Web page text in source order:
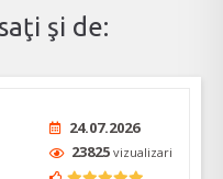
şi de:
24.07.2026
23825 vizualizari